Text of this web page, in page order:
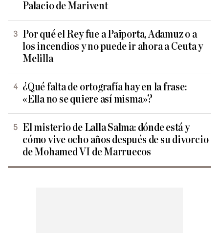
Palacio de Marivent
Por qué el Rey fue a Paiporta, Adamuz o a
los incendios y no puede ir ahora a Ceuta y
Melilla
¿Qué falta de ortografía hay en la frase:
«Ella no se quiere así misma»?
El misterio de Lalla Salma: dónde está y
cómo vive ocho años después de su divorcio
de Mohamed VI de Marruecos